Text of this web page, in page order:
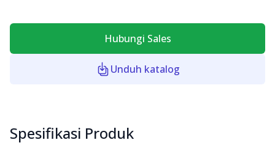
Hubungi Sales
Unduh katalog
Spesifikasi Produk